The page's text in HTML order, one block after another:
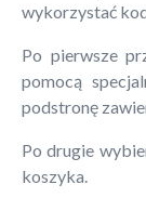
wykorzystać
Po pierwsze
pomocą
podstronę
Po drugie
koszyka.